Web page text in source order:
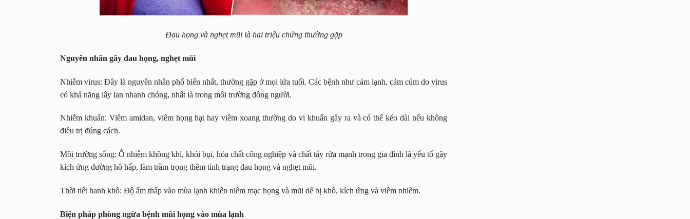
Đau họng và nghẹt mũi là hai triệu chứng thường gặp
Nguyên nhân gây đau họng, nghẹt mũi
Nhiễm virus: Đây là nguyên nhân phổ biến nhất, thường gặp ở mọi lứa tuổi. Các bệnh như cảm lạnh, cảm cúm do virus
có khả năng lây lan nhanh chóng, nhất là trong môi trường đông người.
Nhiễm khuẩn: Viêm amidan, viêm họng hạt hay viêm xoang thường do vi khuẩn gây ra và có thể kéo dài nếu không
điều trị đúng cách.
Môi trường sống: Ô nhiễm không khí, khói bụi, hóa chất công nghiệp và chất tẩy rửa mạnh trong gia đình là yếu tố gây
kích ứng đường hô hấp, làm trầm trọng thêm tình trạng đau họng và nghẹt mũi.
Thời tiết hanh khô: Độ ẩm thấp vào mùa lạnh khiến niêm mạc họng và mũi dễ bị khô, kích ứng và viêm nhiễm.
Biện pháp phòng ngừa bệnh mũi họng vào mùa lạnh